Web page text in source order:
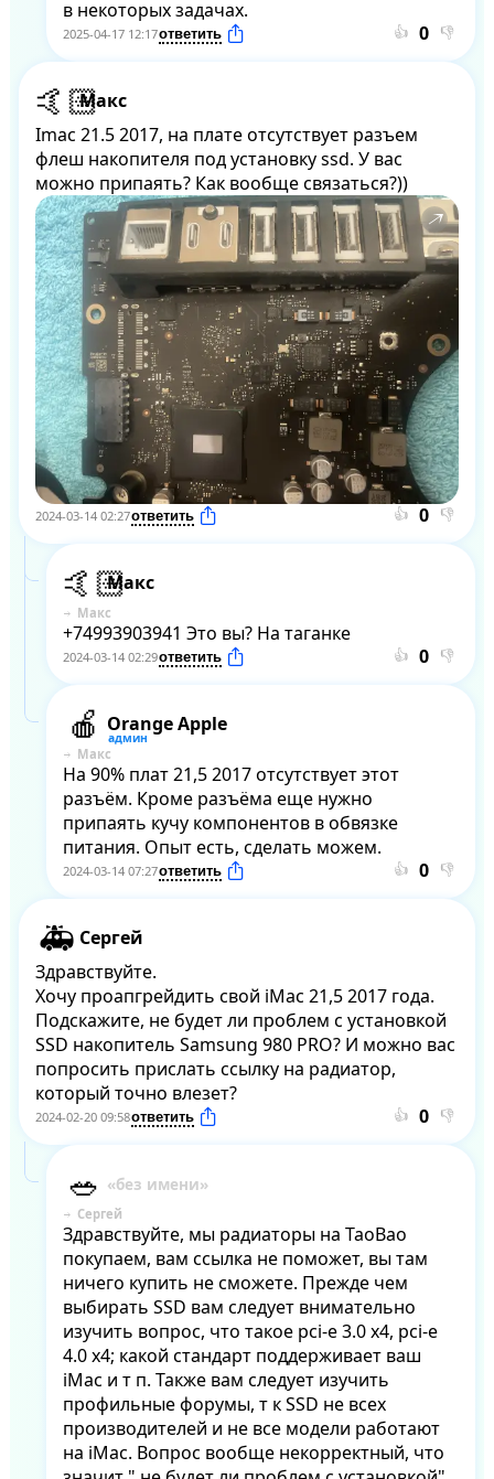
в некоторых задачах.
2025-04-17 12:17 👍 👎
Макс
Imac 21.5 2017, на плате отсутствует разъем
флеш накопителя под установку ssd. У вас
можно припаять? Как вообще связаться?))
2024-03-14 02:27 👍 👎
Макс
Макс
+74993903941 Это вы? На таганке
2024-03-14 02:29 👍 👎
Orange Apple
Макс
На 90% плат 21,5 2017 отсутствует этот
разъём. Кроме разъёма еще нужно
припаять кучу компонентов в обвязке
питания. Опыт есть, сделать можем.
2024-03-14 07:27 👍 👎
Сергей
Здравствуйте.
Хочу проапгрейдить свой iMac 21,5 2017 года.
Подскажите, не будет ли проблем с установкой
SSD накопитель Samsung 980 PRO? И можно вас
попросить прислать ссылку на радиатор,
который точно влезет?
2024-02-20 09:58 👍 👎
Сергей
Здравствуйте, мы радиаторы на TaoBao
покупаем, вам ссылка не поможет, вы там
ничего купить не сможете. Прежде чем
выбирать SSD вам следует внимательно
изучить вопрос, что такое pci-e 3.0 x4, pci-e
4.0 x4; какой стандарт поддерживает ваш
iMac и т п. Также вам следует изучить
профильные форумы, т к SSD не всех
производителей и не все модели работают
на iMac. Вопрос вообще некорректный, что